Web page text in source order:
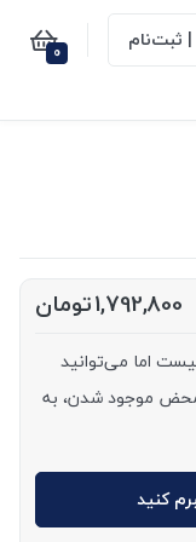
| ثبت‌نام 0
1,792,800تومان
اما می‌توانید
محض موجود شدن، به
کنید